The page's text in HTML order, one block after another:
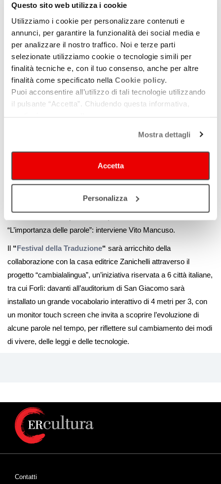
Questo sito web utilizza i cookie
Utilizziamo i cookie per personalizzare contenuti e
annunci, per garantire la funzionalità dei social media e
per analizzare il nostro traffico. Noi e terze parti
selezionate utilizziamo cookie o tecnologie simili per
finalità tecniche e, con il tuo consenso, anche per altre
finalità come specificato nella Cookie policy.
Puoi acconsentire all’utilizzo di tali tecnologie utilizzando
il pulsante “Accetta”. Chiudendo questa informativa,
Mostra dettagli
Accetta
Personalizza
Traduzione dell’Università di Bologna – Campus di Forlì e
realizzato con il contributo della Fondazione Cassa dei Risparmi
di Forlì, il festival metterà sotto i riflettori dell’opinione pubblica la
pratica della traduzione, sottraendola agli ambiti della sola
ricerca accademica e dell’attività professionale. L’evento è
anche l’occasione per presentare la prima laurea honoris causa
proposta dal Dipartimento di Interpretazione e Traduzione,
assegnata alla scrittrice bengalese Jhumpa Lahiri (la cerimonia
si segnalano: giovedì 21 , alle
17:30, ” Il viaggio del Commissario Ricciardi: Maurizio De
Giovanni e i suoi traduttori” (intervengono: Maurizio De
Giovanni, Celia Filipetto, Odile Rousseau, Antony Shugaar);
(al DIT). Ricordando Giovanni Nadiani” (con la partecipazione
“L’importanza delle parole”: interviene Vito Mancuso.
Il “Festival della Traduzione“ sarà arricchito della
collaborazione con la casa editrice Zanichelli attraverso il
progetto “cambialalingua”, un’iniziativa riservata a 6 città italiane,
tra cui Forlì: davanti all’auditorium di San Giacomo sarà
installato un grande vocabolario interattivo di 4 metri per 3, con
un monitor touch screen che invita a scoprire l’evoluzione di
alcune parole nel tempo, per riflettere sul cambiamento dei modi
di vivere, delle leggi e delle tecnologie.
Contatti